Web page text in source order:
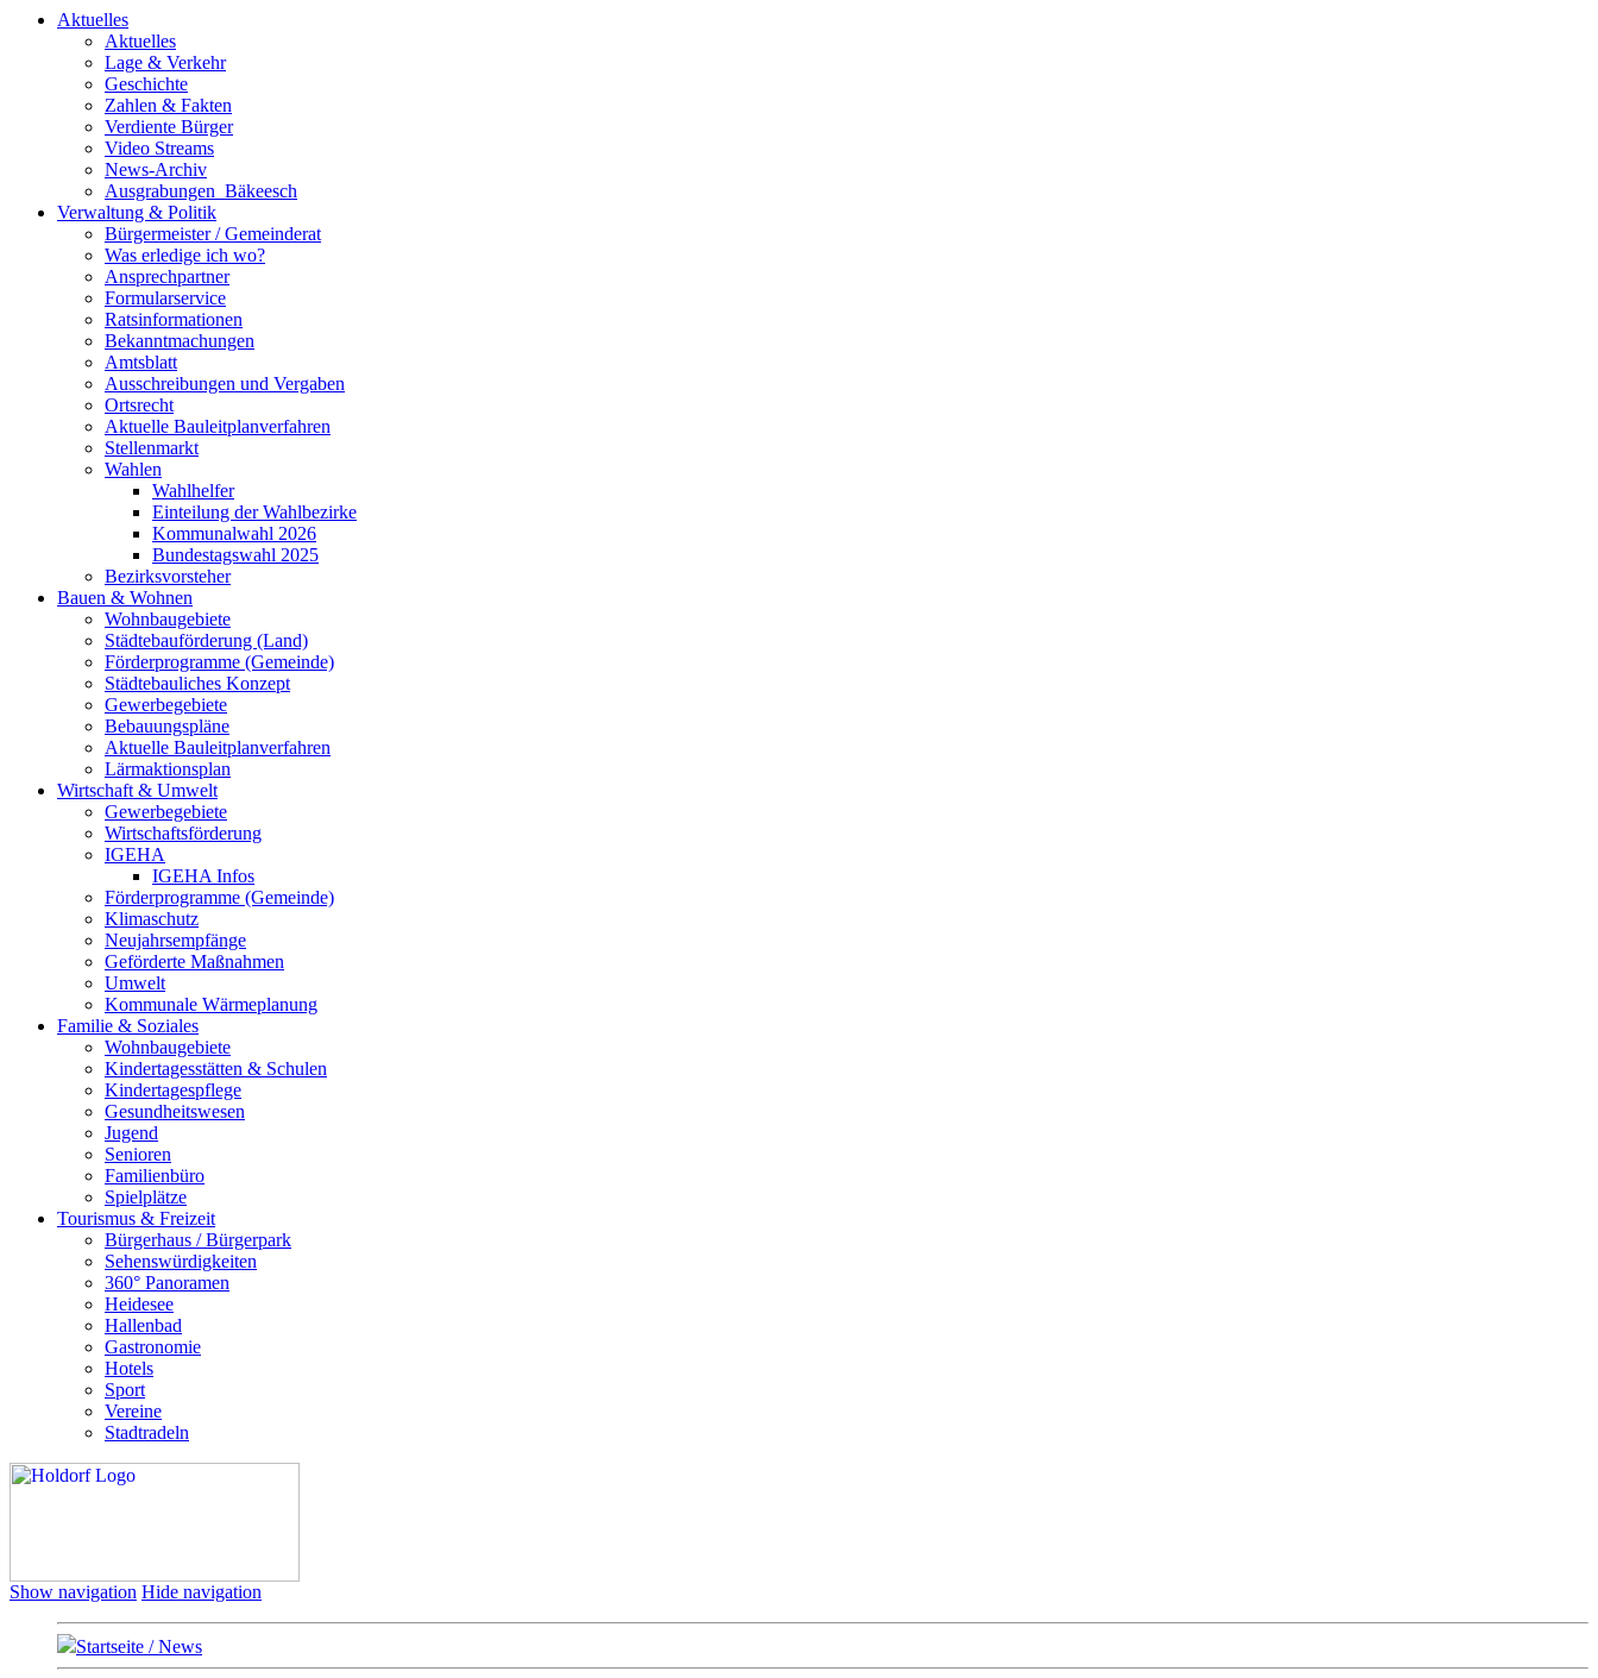
Aktuelles
Aktuelles
Lage & Verkehr
Geschichte
Zahlen & Fakten
Verdiente Bürger
Video Streams
News-Archiv
Ausgrabungen_Bäkeesch
Verwaltung & Politik
Bürgermeister / Gemeinderat
Was erledige ich wo?
Ansprechpartner
Formularservice
Ratsinformationen
Bekanntmachungen
Amtsblatt
Ausschreibungen und Vergaben
Ortsrecht
Aktuelle Bauleitplanverfahren
Stellenmarkt
Wahlen
Wahlhelfer
Einteilung der Wahlbezirke
Kommunalwahl 2026
Bundestagswahl 2025
Bezirksvorsteher
Bauen & Wohnen
Wohnbaugebiete
Städtebauförderung (Land)
Förderprogramme (Gemeinde)
Städtebauliches Konzept
Gewerbegebiete
Bebauungspläne
Aktuelle Bauleitplanverfahren
Lärmaktionsplan
Wirtschaft & Umwelt
Gewerbegebiete
Wirtschaftsförderung
IGEHA
IGEHA Infos
Förderprogramme (Gemeinde)
Klimaschutz
Neujahrsempfänge
Geförderte Maßnahmen
Umwelt
Kommunale Wärmeplanung
Familie & Soziales
Wohnbaugebiete
Kindertagesstätten & Schulen
Kindertagespflege
Gesundheitswesen
Jugend
Senioren
Familienbüro
Spielplätze
Tourismus & Freizeit
Bürgerhaus / Bürgerpark
Sehenswürdigkeiten
360° Panoramen
Heidesee
Hallenbad
Gastronomie
Hotels
Sport
Vereine
Stadtradeln
Show navigation Hide navigation
Startseite / News